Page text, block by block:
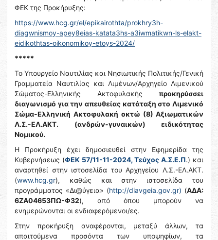
ΦΕΚ της Προκήρυξης:
https://www.hcg.gr/el/epikairothta/prokhry3h-
diagwnismoy-apey8eias-katata3hs-a3iwmatikwn-ls-elakt-
eidikothtas-oikonomikoy-etoys-2024/
*****
Το Υπουργείο Ναυτιλίας και Νησιωτικής Πολιτικής/Γενική
Γραμματεία Ναυτιλίας και Λιμένων/Αρχηγείο Λιμενικού
Σώματος-Ελληνικής Ακτοφυλακής προκηρύσσει
διαγωνισμό για την απευθείας κατάταξη στο Λιμενικό
Σώμα-Ελληνική Ακτοφυλακή οκτώ (8) Αξιωματικών
Λ.Σ.-ΕΛ.ΑΚΤ. (ανδρών-γυναικών) ειδικότητας
Νομικού.
Η Προκήρυξη έχει δημοσιευθεί στην Εφημερίδα της
Κυβερνήσεως (ΦΕΚ 57/11-11-2024, Τεύχος Α.Σ.Ε.Π.) και
αναρτηθεί στην ιστοσελίδα του Αρχηγείου Λ.Σ.-ΕΛ.ΑΚΤ.
(www.hcg.gr), καθώς και στην ιστοσελίδα του
προγράμματος «Δι@ύγεια» (http://diavgeia.gov.gr) (ΑΔΑ:
6ΖΑ04653ΠΩ-Φ32), από όπου μπορούν να
ενημερώνονται οι ενδιαφερόμενοι/ες.
Στην προκήρυξη αναφέρονται, μεταξύ άλλων, τα
απαιτούμενα προσόντα των υποψηφίων, τα